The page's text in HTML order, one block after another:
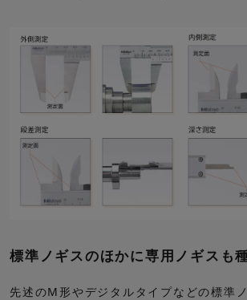
標準ノギスのほかに専用ノギスも
先述のM形やデジタルタイプなどの標準